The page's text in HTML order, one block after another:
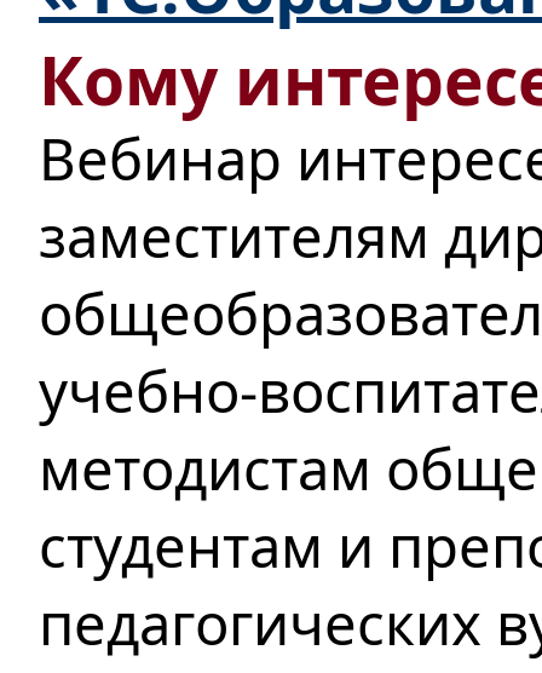
Кому
Вебинар
заместителям
учебно-
методистам
студентам и
педагогических